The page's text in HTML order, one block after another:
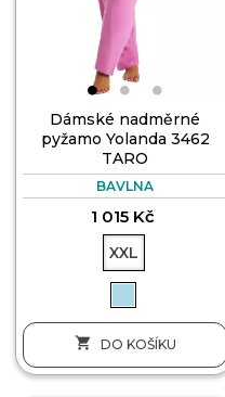
Dámské nadměrné
pyžamo Yolanda 3462
TARO
BAVLNA
1 015 Kč
XXL
 DO KOŠÍKU